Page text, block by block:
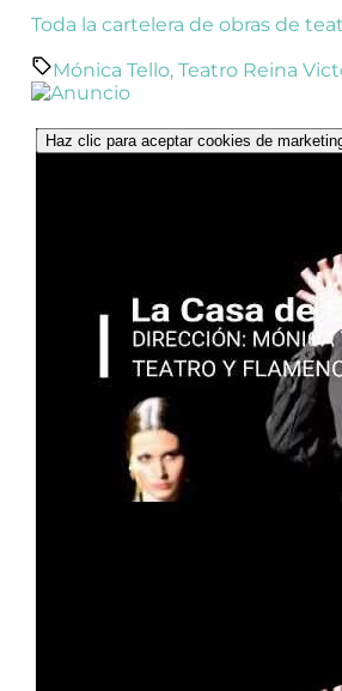
Toda la cartelera de obras de
Mónica Tello, Teatro Reina
Haz clic para aceptar cookies de